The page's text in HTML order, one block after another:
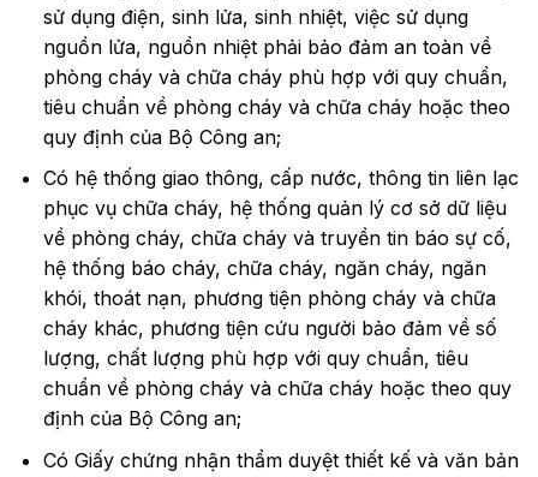
sử dụng điện, sinh lửa, sinh nhiệt, việc sử dụng
nguồn lửa, nguồn nhiệt phải bảo đảm an toàn về
phòng cháy và chữa cháy phù hợp với quy chuẩn,
tiêu chuẩn về phòng cháy và chữa cháy hoặc theo
quy định của Bộ Công an;
Có hệ thống giao thông, cấp nước, thông tin liên lạc
phục vụ chữa cháy, hệ thống quản lý cơ sở dữ liệu
về phòng cháy, chữa cháy và truyền tin báo sự cố,
hệ thống báo cháy, chữa cháy, ngăn cháy, ngăn
khói, thoát nạn, phương tiện phòng cháy và chữa
cháy khác, phương tiện cứu người bảo đảm về số
lượng, chất lượng phù hợp với quy chuẩn, tiêu
chuẩn về phòng cháy và chữa cháy hoặc theo quy
định của Bộ Công an;
Có Giấy chứng nhận thẩm duyệt thiết kế và văn bản